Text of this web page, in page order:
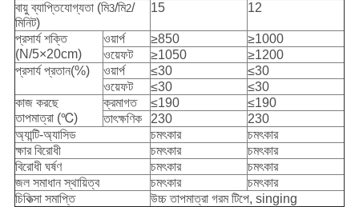
বায়ু ব্যাপ্তিযোগ্যতা (মি3/মি2/
মিনিট)
15 12
প্রসার্য শক্তি
(N/5×20cm)
ওয়ার্প ≥850
≥1000
ওয়েফট
≥1050
≥1200
প্রসার্য প্রতান(%)
ওয়ার্প ≤30
≤30
ওয়েফট
≤30
≤30
কাজ করছে
তাপমাত্রা (℃)
ক্রমাগত ≤190
≤190
তাৎক্ষণিক
230
230
অ্যান্টি-অ্যাসিড
চমৎকার
চমৎকার
ক্ষার বিরোধী
চমৎকার
চমৎকার
বিরোধী ঘর্ষণ
চমৎকার
চমৎকার
জল সমাধান স্থায়িত্ব
চমৎকার
চমৎকার
চিকিত্সা সমাপ্তি
উচ্চ তাপমাত্রা গরম টিপে, singing